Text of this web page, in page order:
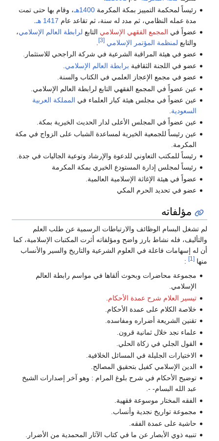
رئيساً لمحكمة التمييز بمكة المكرمة1400هـ
، وقام بها حتى تمت
مدة عمله النظامي، ثم مدد له سنة، ثم تقاعد عام 1417 هـ
عضواً في المجمع الفقهي الإسلامي التابع لرابطة العالم الإسلامي،
والتابع لمنظمة المؤتمر الإسلامي [3]
عضو في هيئة المراقبة الشرعية في شركة الراجحي للاستثمار.
عضو في اللجنة الثقافية برابطة العالم الإسلامي
عضو في مجمع الإعجاز العلمي في الكتاب والسنة.
عين عضواً في المجمع الفقهي التابع لرابطة العالم الإسلامي.
عين عضواً في مجلس هيئة كبار العلماء في المملكة العربية
السعودية
عين عضواً في المجلس الأعلى لدار الحديث الخيرية بمكة.
عين رئيساً للجمعية الخيرية لمساعدة الشباب على الزواج في مكة
المكرمة.
رئيساً للمكتب التعاوني للدعوة والإرشاد وتوعية الجاليات في جدة.
رئيساً لمجلس إدارة المستودع الخيري بمكة المكرمة
عضواً في هيئة الإغاثة الإسلامية العالمية.
عضو في تحديد الحرم المكي
مؤلفاته
لم تشغل البسام الوظائف والارتباطات الرسمية عن طلب العلم
والتأليف، فله نشاط بارز واضح ومؤلفاته أثرت المكتبات الإسلامية، كما
أن له إسهامات فاعلة في العلوم الشرعية والتاريخ والسير والأنساب
منها [1]
:
مجموعة محاضرات وبحوث ألقاها في مواسم رابطة العالم
الإسلامي.
تيسير العلام شرح عمدة الأحكام
خلاصة الكلام على عمدة الأحكام.
تقنين الشريعة أضراره ومفاسده.
علماء نجد خلال ثمانية قرون.
القول الجلي في زكاة الحلي.
الاختيارات الجليلة في المسائل الخلافية.
الدين الإسلامي كفيل بتحقيق المصالح.
توضيح الأحكام في شرح بلوغ المرام : وهو آخر إصدارات الشيخ
عبد الله البسام- -.
الفقه المختار موسوعة فقهية.
مجموعة تواريخ نجدية وأنساب.
حاشية على عمدة الفقه.
تنبيه ذوي الأبصار عن ما في كتاب الآثار المحمدية من الأضرار.